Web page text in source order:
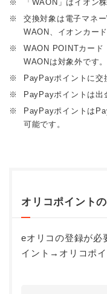
※
「WAON」はイオン
※
交換対象は電子マネ
WAON、イオンカー
※
WAON POINTカード
WAONは対象外です。
※
PayPayポイントに交
※
PayPayポイントは出
※
PayPayポイントは
可能です。
オリコポイント
eオリコの登録が
イント→オリコポイ